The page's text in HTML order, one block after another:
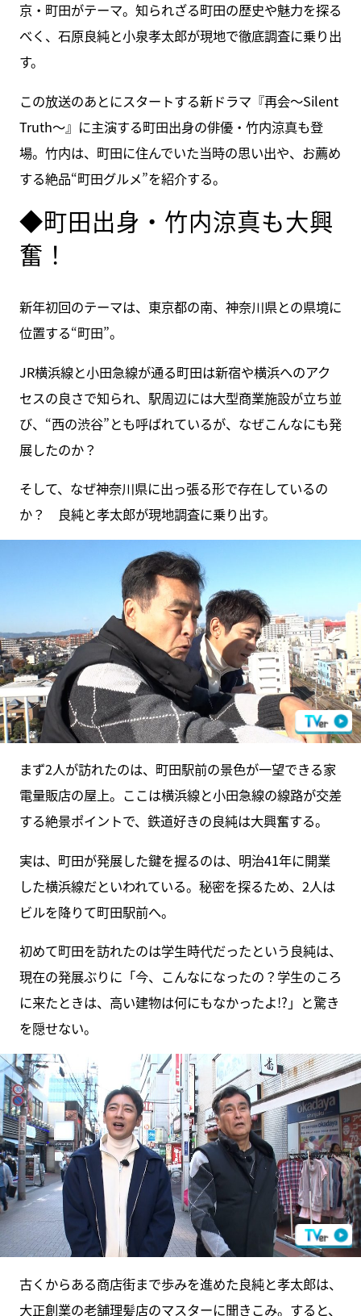
京・町田がテーマ。知られざる町田の歴史や魅力を探る
べく、石原良純と小泉孝太郎が現地で徹底調査に乗り出
す。
この放送のあとにスタートする新ドラマ『再会～Silent
Truth～』に主演する町田出身の俳優・竹内涼真も登
場。竹内は、町田に住んでいた当時の思い出や、お薦め
する絶品“町田グルメ”を紹介する。
◆町田出身・竹内涼真も大興
奮！
新年初回のテーマは、東京都の南、神奈川県との県境に
位置する“町田”。
JR横浜線と小田急線が通る町田は新宿や横浜へのアク
セスの良さで知られ、駅周辺には大型商業施設が立ち並
び、“西の渋谷”とも呼ばれているが、なぜこんなにも発
展したのか？
そして、なぜ神奈川県に出っ張る形で存在しているの
か？ 良純と孝太郎が現地調査に乗り出す。
まず2人が訪れたのは、町田駅前の景色が一望できる家
電量販店の屋上。ここは横浜線と小田急線の線路が交差
する絶景ポイントで、鉄道好きの良純は大興奮する。
実は、町田が発展した鍵を握るのは、明治41年に開業
した横浜線だといわれている。秘密を探るため、2人は
ビルを降りて町田駅前へ。
初めて町田を訪れたのは学生時代だったという良純は、
現在の発展ぶりに「今、こんなになったの？学生のころ
に来たときは、高い建物は何にもなかったよ!?」と驚き
を隠せない。
古くからある商店街まで歩みを進めた良純と孝太郎は、
大正創業の老舗理髪店のマスターに聞きこみ。すると、